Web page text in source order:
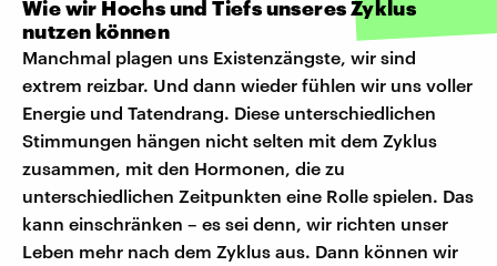
Wie wir Hochs und Tiefs unseres Zyklus
nutzen können
Manchmal plagen uns Existenzängste, wir sind
extrem reizbar. Und dann wieder fühlen wir uns voller
Energie und Tatendrang. Diese unterschiedlichen
Stimmungen hängen nicht selten mit dem Zyklus
zusammen, mit den Hormonen, die zu
unterschiedlichen Zeitpunkten eine Rolle spielen. Das
kann einschränken – es sei denn, wir richten unser
Leben mehr nach dem Zyklus aus. Dann können wir